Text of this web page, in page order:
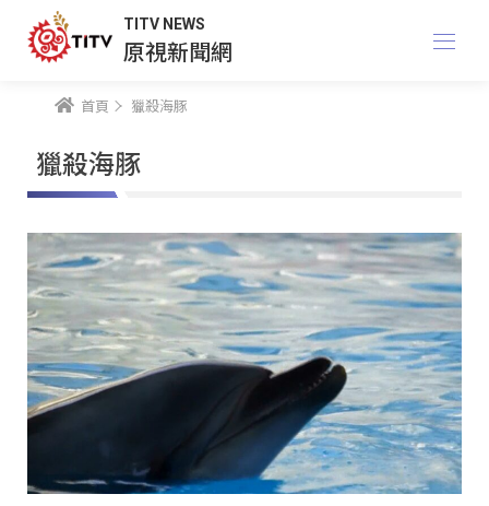
TITV NEWS
原視新聞網
首頁 獵殺海豚
獵殺海豚